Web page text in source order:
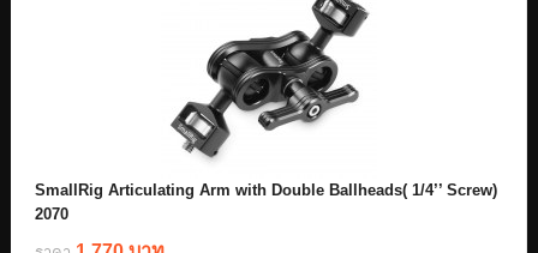
SmallRig Articulating Arm with Double Ballheads( 1/4’’ Screw)
2070